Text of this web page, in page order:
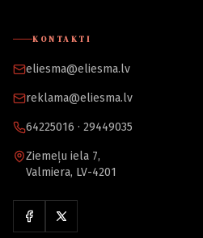
KONTAKTI
eliesma@eliesma.lv
reklama@eliesma.lv
64225016 · 29449035
Ziemeļu iela 7,
Valmiera, LV-4201